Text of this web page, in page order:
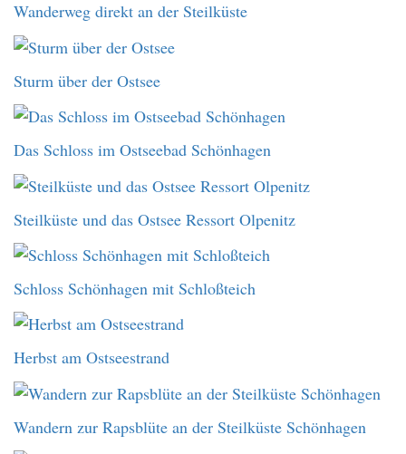
Wanderweg direkt an der Steilküste
Sturm über der Ostsee
Das Schloss im Ostseebad Schönhagen
Steilküste und das Ostsee Ressort Olpenitz
Schloss Schönhagen mit Schloßteich
Herbst am Ostseestrand
Wandern zur Rapsblüte an der Steilküste Schönhagen